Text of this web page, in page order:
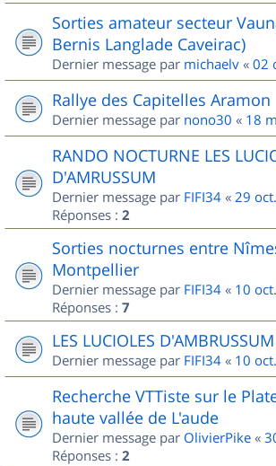
Sorties amateur secteur
Bernis Langlade Caveirac)
Dernier message par michaelv « 02
Rallye des Capitelles Aramon
Dernier message par nono30 « 18
RANDO NOCTURNE LES
D'AMRUSSUM
Dernier message par FIFI34 « 29
Réponses : 2
Sorties nocturnes entre
Montpellier
Dernier message par FIFI34 « 10
Réponses : 7
LES LUCIOLES
Dernier message par FIFI34 « 10
Recherche VTTiste sur le
haute vallée de L'aude
Dernier message par OlivierPike «
Réponses : 2